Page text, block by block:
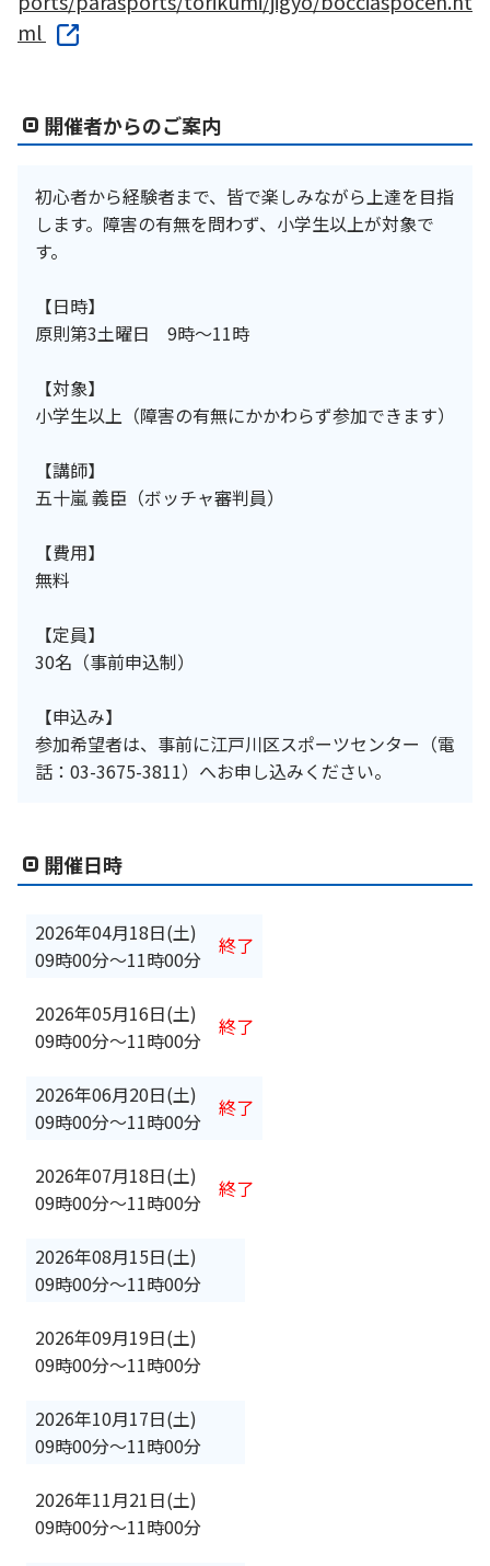
ml
開催者からのご案内
初心者から経験者まで、皆で楽しみながら上達を目指
します。障害の有無を問わず、小学生以上が対象で
す。
【日時】
原則第3土曜日 9時～11時
【対象】
小学生以上（障害の有無にかかわらず参加できます）
【講師】
五十嵐 義臣（ボッチャ審判員）
【費用】
無料
【定員】
30名（事前申込制）
【申込み】
参加希望者は、事前に江戸川区スポーツセンター（電
話：03-3675-3811）へお申し込みください。
開催日時
2026年04月18日(土)
09時00分〜11時00分
終了
2026年05月16日(土)
09時00分〜11時00分
終了
2026年06月20日(土)
09時00分〜11時00分
終了
2026年07月18日(土)
09時00分〜11時00分
終了
2026年08月15日(土)
09時00分〜11時00分
2026年09月19日(土)
09時00分〜11時00分
2026年10月17日(土)
09時00分〜11時00分
2026年11月21日(土)
09時00分〜11時00分